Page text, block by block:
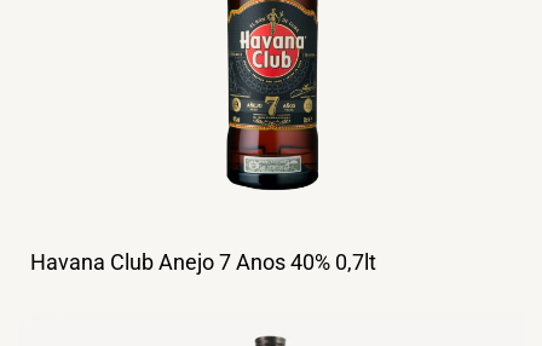
Havana Club Anejo 7 Anos 40% 0,7lt